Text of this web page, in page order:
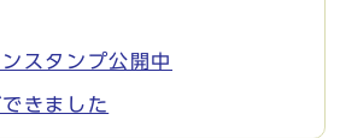
スタンプ公開中
きました